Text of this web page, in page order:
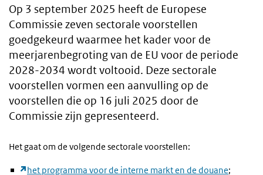
Op 3 september 2025 heeft de Europese
Commissie zeven sectorale voorstellen
goedgekeurd waarmee het kader voor de
meerjarenbegroting van de EU voor de periode
2028-2034 wordt voltooid. Deze sectorale
voorstellen vormen een aanvulling op de
voorstellen die op 16 juli 2025 door de
Commissie zijn gepresenteerd.
Het gaat om de volgende sectorale voorstellen:
het programma voor de interne markt en de douane;